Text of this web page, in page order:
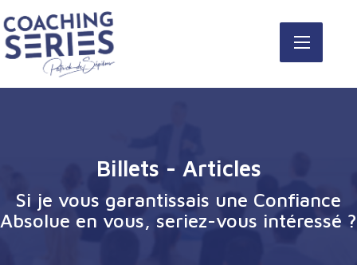
Billets - Articles
Si je vous garantissais une Confiance
Absolue en vous, seriez-vous intéressé ?